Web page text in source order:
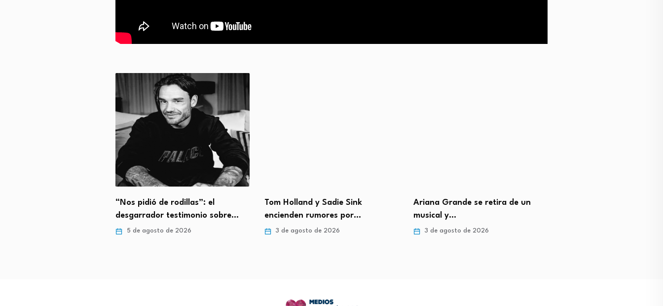
“Nos pidió de rodillas”: el
desgarrador testimonio sobre…
5 de agosto de 2026
Tom Holland y Sadie Sink
encienden rumores por…
3 de agosto de 2026
Ariana Grande se retira de un
musical y…
3 de agosto de 2026